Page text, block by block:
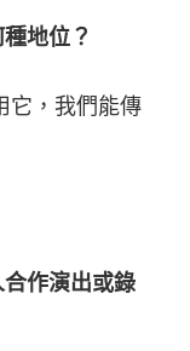
地位？
它，我們能傳
作演出或錄